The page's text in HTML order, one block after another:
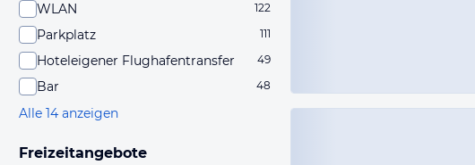
WLAN 122
Parkplatz 111
Hoteleigener Flughafentransfer 49
Bar 48
Alle 14 anzeigen
Freizeitangebote